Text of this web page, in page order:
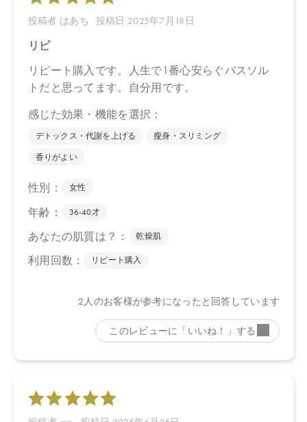
●パッケージはリニューアル等の理由により、写真と異なる場合が
ございます。
異なる場合がございます。
●予告なくパッケージ仕様が変更になる場合がございます。